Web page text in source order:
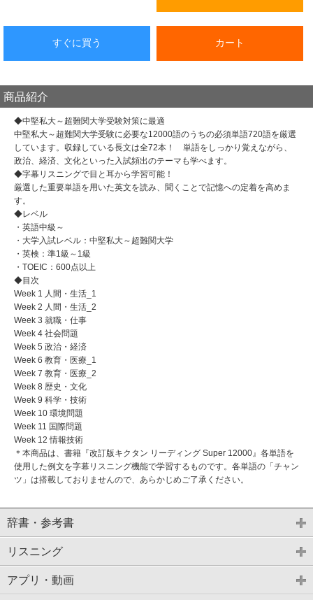
すぐに買う カート
商品紹介
◆中堅私大～超難関大学受験対策に最適
中堅私大～超難関大学受験に必要な12000語のうちの必須単語720語を厳選
しています。収録している長文は全72本！ 単語をしっかり覚えながら、
政治、経済、文化といった入試頻出のテーマも学べます。
◆字幕リスニングで目と耳から学習可能！
厳選した重要単語を用いた英文を読み、聞くことで記憶への定着を高めま
す。
◆レベル
・英語中級～
・大学入試レベル：中堅私大～超難関大学
・英検：準1級～1級
・TOEIC：600点以上
◆目次
Week 1 人間・生活_1
Week 2 人間・生活_2
Week 3 就職・仕事
Week 4 社会問題
Week 5 政治・経済
Week 6 教育・医療_1
Week 7 教育・医療_2
Week 8 歴史・文化
Week 9 科学・技術
Week 10 環境問題
Week 11 国際問題
Week 12 情報技術
＊本商品は、書籍『改訂版キクタン リーディング Super 12000』各単語を
使用した例文を字幕リスニング機能で学習するものです。各単語の「チャン
ツ」は搭載しておりませんので、あらかじめご了承ください。
辞書・参考書
リスニング
アプリ・動画